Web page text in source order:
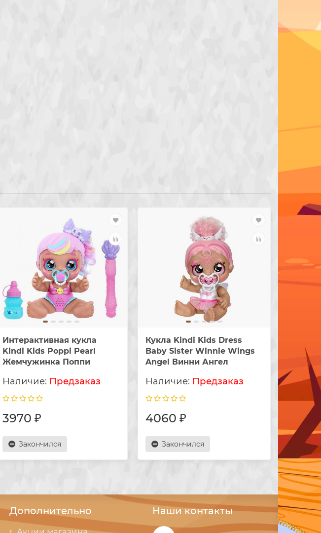
Интерактивная кукла
Kindi Kids Poppi Pearl
Жемчужинка Поппи
Предзаказ
3970 ₽
Закончился
Кукла Kindi Kids Dress
Baby Sister Winnie Wings
Angel Винни Ангел
Предзаказ
4060 ₽
Закончился
Baby
Дополнительно Наши контакты